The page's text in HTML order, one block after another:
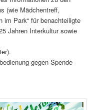
(wie Mädchentreff,
im Park“ für benachteiligte
Jahren Interkultur sowie
gegen Spende